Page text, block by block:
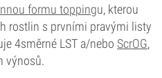
formu toppingu, kterou
rostlin s prvními pravými listy
4směrné LST a/nebo ScrOG,
výnosů.